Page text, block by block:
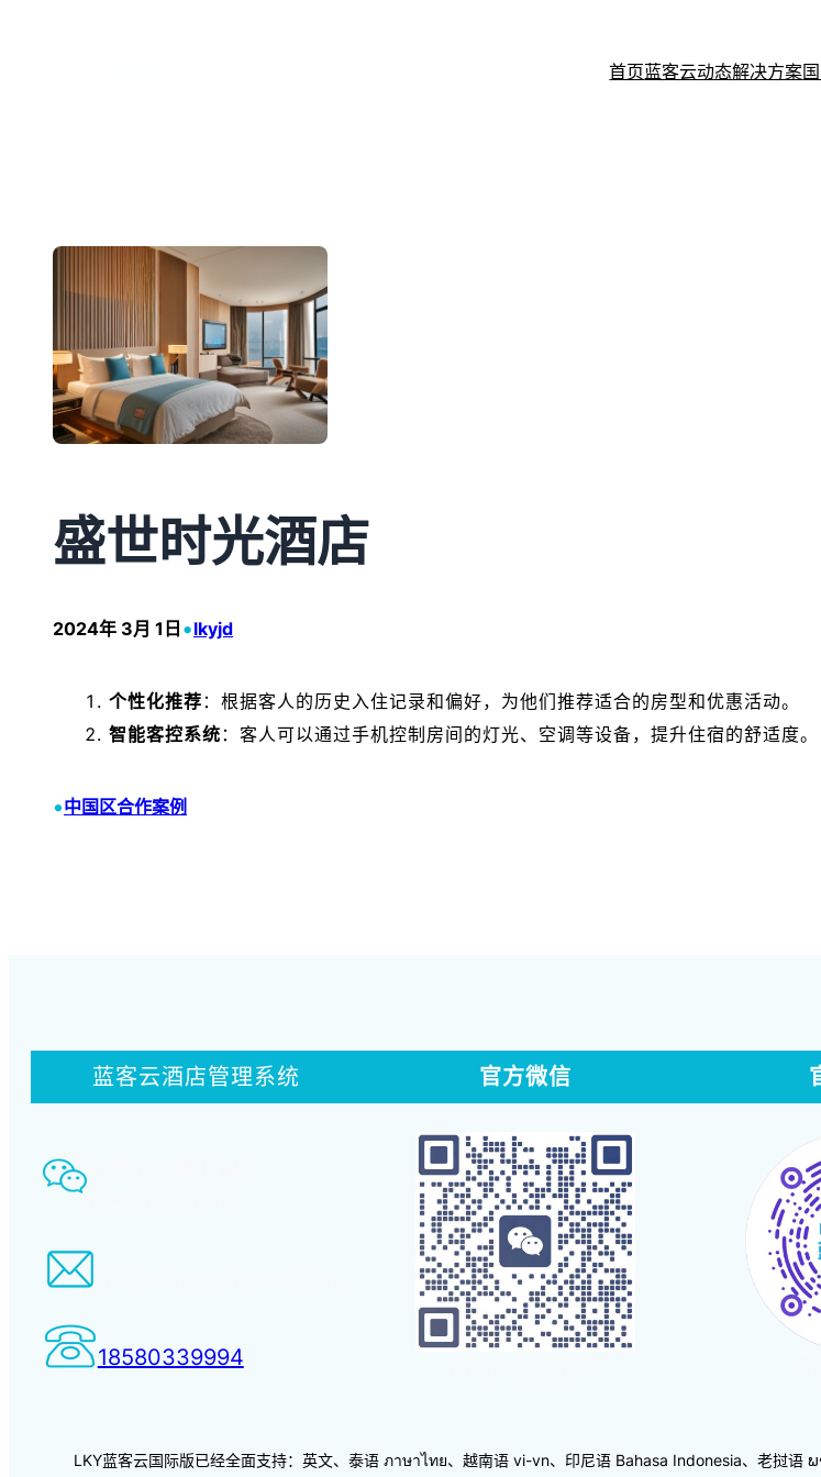
首页蓝客云动态解决方案
盛世时光酒店
2024年 3月 1日 •lkyjd
个性化推荐 ：根据客人的历史入住记录和偏好，为他们推荐适合的房型和优惠活动。
智能客控系统 ：客人可以通过手机控制房间的灯光、空调等设备，提升住宿的舒适度。
•中国区合作案例
蓝客云酒店管理系统
智慧酒店事业部：
18580339994
官方微信
LKY蓝客云国际版已经全面支持：英文、泰语 ภาษาไทย、越南语 vi-vn、印尼语 Bahasa Indonesia、老挝语